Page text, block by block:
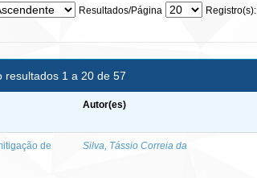
Resultados/Página Registro(s):
resultados 1 a 20 de 57
Autor(es)
de
Silva, Tássio Correia da